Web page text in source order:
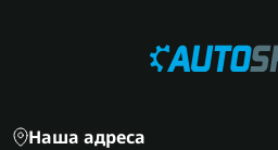
Наша адреса